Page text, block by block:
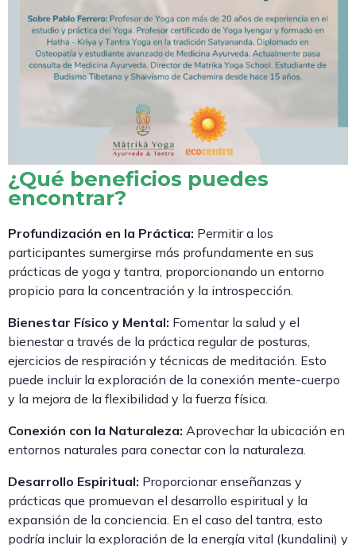
¿Qué beneficios puedes
encontrar?
Profundización en la Práctica: Permitir a los
participantes sumergirse más profundamente en sus
prácticas de yoga y tantra, proporcionando un entorno
propicio para la concentración y la introspección.
Bienestar Físico y Mental: Fomentar la salud y el
bienestar a través de la práctica regular de posturas,
ejercicios de respiración y técnicas de meditación. Esto
puede incluir la exploración de la conexión mente-cuerpo
y la mejora de la flexibilidad y la fuerza física.
Conexión con la Naturaleza: Aprovechar la ubicación en
entornos naturales para conectar con la naturaleza.
Desarrollo Espiritual: Proporcionar enseñanzas y
prácticas que promuevan el desarrollo espiritual y la
expansión de la conciencia. En el caso del tantra, esto
podría incluir la exploración de la energía vital (kundalini) y